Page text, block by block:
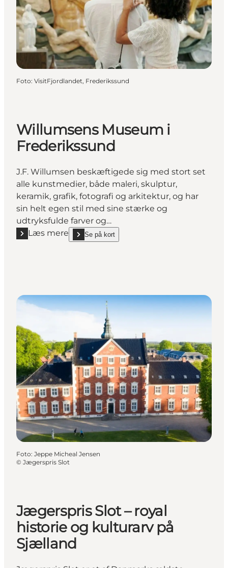
Foto: VisitFjordlandet, Frederikssund
Willumsens Museum i
Frederikssund
J.F. Willumsen beskæftigede sig med stort set
alle kunstmedier, både maleri, skulptur,
keramik, grafik, fotografi og arkitektur, og har
sin helt egen stil med sine stærke og
udtryksfulde farver og…
Læs mere
Læs mere "Willumsens Museum i Frederikssund"
Se på kort
show Willumsens Museum i Frederikssund on_map
Foto: Jeppe Micheal Jensen
© Jægerspris Slot
Jægerspris Slot – royal
historie og kulturarv på
Sjælland